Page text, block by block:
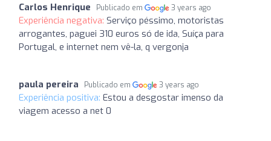
Carlos Henrique Publicado em 3 years ago
Experiência negativa: Serviço péssimo, motoristas
arrogantes, paguei 310 euros só de ida, Suíça para
Portugal, e internet nem vê-la, q vergonja
paula pereira Publicado em 3 years ago
Experiência positiva: Estou a desgostar imenso da
viagem acesso a net 0